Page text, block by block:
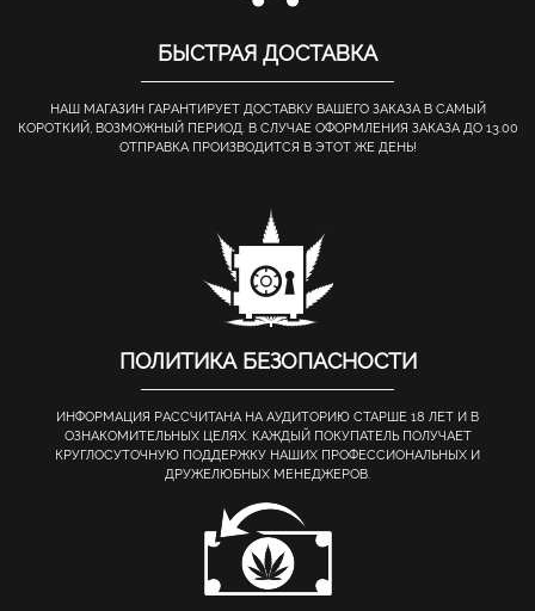
БЫСТРАЯ ДОСТАВКА
НАШ МАГАЗИН ГАРАНТИРУЕТ ДОСТАВКУ ВАШЕГО ЗАКАЗА В САМЫЙ
КОРОТКИЙ, ВОЗМОЖНЫЙ ПЕРИОД. В СЛУЧАЕ ОФОРМЛЕНИЯ ЗАКАЗА ДО 13.00
ОТПРАВКА ПРОИЗВОДИТСЯ В ЭТОТ ЖЕ ДЕНЬ!
ПОЛИТИКА БЕЗОПАСНОСТИ
ИНФОРМАЦИЯ РАССЧИТАНА НА АУДИТОРИЮ СТАРШЕ 18 ЛЕТ И В
ОЗНАКОМИТЕЛЬНЫХ ЦЕЛЯХ. КАЖДЫЙ ПОКУПАТЕЛЬ ПОЛУЧАЕТ
КРУГЛОСУТОЧНУЮ ПОДДЕРЖКУ НАШИХ ПРОФЕССИОНАЛЬНЫХ И
ДРУЖЕЛЮБНЫХ МЕНЕДЖЕРОВ.